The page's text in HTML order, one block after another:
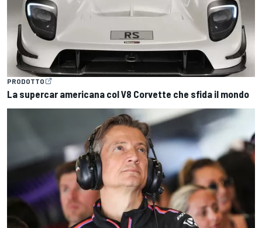
PRODOTTO
La supercar americana col V8 Corvette che sfida il mondo